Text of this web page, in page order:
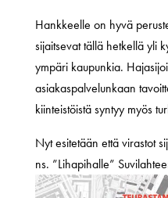
Hankkeelle on hyvä
sijaitsevat tällä hetkellä yli
ympäri kaupunkia.
asiakaspalvelunkaan
kiinteistöistä syntyy myös
Nyt esitetään että virastot
ns. ”Lihapihalle”